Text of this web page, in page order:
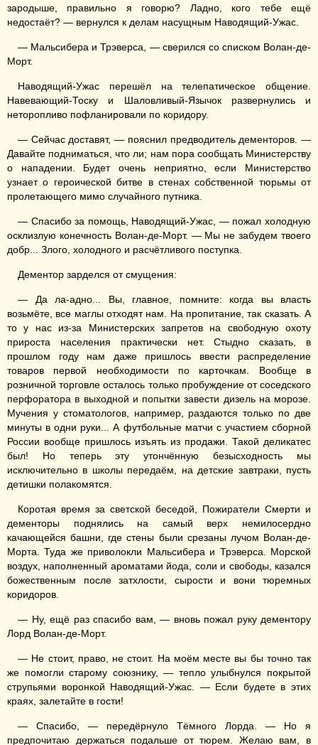
зародыше, правильно я говорю? Ладно, кого тебе ещё
недостаёт? — вернулся к делам насущным Наводящий-Ужас.
— Мальсибера и Трэверса, — сверился со списком Волан-де-
Морт.
Наводящий-Ужас перешёл на телепатическое общение.
Навевающий-Тоску и Шаловливый-Язычок развернулись и
неторопливо пофланировали по коридору.
— Сейчас доставят, — пояснил предводитель дементоров. —
Давайте подниматься, что ли; нам пора сообщать Министерству
о нападении. Будет очень неприятно, если Министерство
узнает о героической битве в стенах собственной тюрьмы от
пролетающего мимо случайного путника.
— Спасибо за помощь, Наводящий-Ужас, — пожал холодную
осклизлую конечность Волан-де-Морт. — Мы не забудем твоего
добр... Злого, холодного и расчётливого поступка.
Дементор зарделся от смущения:
— Да ла-адно... Вы, главное, помните: когда вы власть
возьмёте, все маглы отходят нам. На пропитание, так сказать. А
то у нас из-за Министерских запретов на свободную охоту
прироста населения практически нет. Стыдно сказать, в
прошлом году нам даже пришлось ввести распределение
товаров первой необходимости по карточкам. Вообще в
розничной торговле осталось только пробуждение от соседского
перфоратора в выходной и попытки завести дизель на морозе.
Мучения у стоматологов, например, раздаются только по две
минуты в одни руки... А футбольные матчи с участием сборной
России вообще пришлось изъять из продажи. Такой деликатес
был! Но теперь эту утончённую безысходность мы
исключительно в школы передаём, на детские завтраки, пусть
детишки полакомятся.
Коротая время за светской беседой, Пожиратели Смерти и
дементоры поднялись на самый верх немилосердно
качающейся башни, где стены были срезаны лучом Волан-де-
Морта. Туда же приволокли Мальсибера и Трэверса. Морской
воздух, наполненный ароматами йода, соли и свободы, казался
божественным после затхлости, сырости и вони тюремных
коридоров.
— Ну, ещё раз спасибо вам, — вновь пожал руку дементору
Лорд Волан-де-Морт.
— Не стоит, право, не стоит. На моём месте вы бы точно так
же помогли старому союзнику, — тепло улыбнулся покрытой
струпьями воронкой Наводящий-Ужас. — Если будете в этих
краях, залетайте в гости!
— Спасибо, — передёрнуло Тёмного Лорда. — Но я
предпочитаю держаться подальше от тюрем. Желаю вам, в